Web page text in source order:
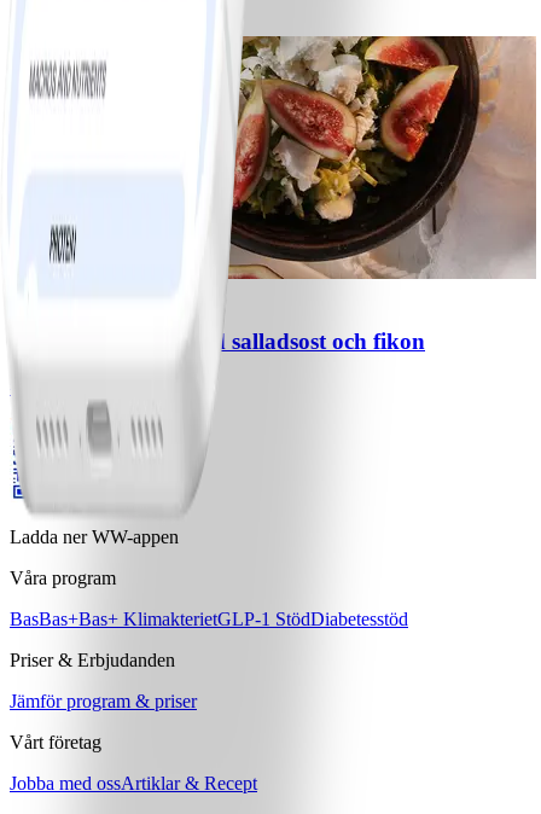
Brysselkålssallad med salladsost och fikon
Ladda ner WW-appen
Våra program
BasBas+Bas+ KlimakterietGLP-1 StödDiabetesstöd
Priser & Erbjudanden
Jämför program & priser
Vårt företag
Jobba med ossArtiklar & Recept